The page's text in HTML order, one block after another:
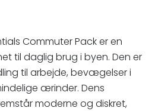
Commuter Pack er en
til daglig brug i byen. Den er
til arbejde, bevægelser i
ærinder. Dens
moderne og diskret,